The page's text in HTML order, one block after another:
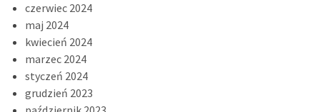
czerwiec 2024
maj 2024
kwiecień 2024
marzec 2024
styczeń 2024
grudzień 2023